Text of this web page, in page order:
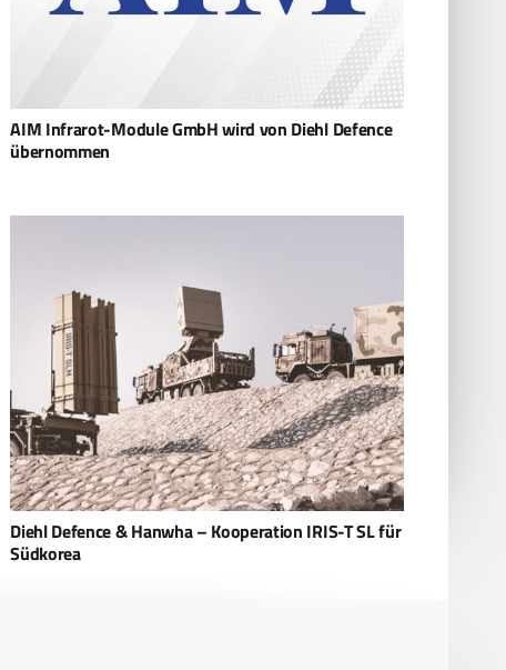
AIM Infrarot-Module GmbH wird von Diehl Defence
übernommen
Diehl Defence & Hanwha – Kooperation IRIS-T SL für
Südkorea